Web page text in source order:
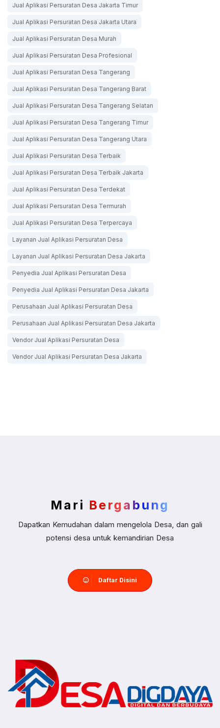
Jual Aplikasi Persuratan Desa Jakarta Timur
Jual Aplikasi Persuratan Desa Jakarta Utara
Jual Aplikasi Persuratan Desa Murah
Jual Aplikasi Persuratan Desa Profesional
Jual Aplikasi Persuratan Desa Tangerang
Jual Aplikasi Persuratan Desa Tangerang Barat
Jual Aplikasi Persuratan Desa Tangerang Selatan
Jual Aplikasi Persuratan Desa Tangerang Timur
Jual Aplikasi Persuratan Desa Tangerang Utara
Jual Aplikasi Persuratan Desa Terbaik
Jual Aplikasi Persuratan Desa Terbaik Jakarta
Jual Aplikasi Persuratan Desa Terdekat
Jual Aplikasi Persuratan Desa Termurah
Jual Aplikasi Persuratan Desa Terpercaya
Layanan Jual Aplikasi Persuratan Desa
Layanan Jual Aplikasi Persuratan Desa Jakarta
Penyedia Jual Aplikasi Persuratan Desa
Penyedia Jual Aplikasi Persuratan Desa Jakarta
Perusahaan Jual Aplikasi Persuratan Desa
Perusahaan Jual Aplikasi Persuratan Desa Jakarta
Vendor Jual Aplikasi Persuratan Desa
Vendor Jual Aplikasi Persuratan Desa Jakarta
Mari Bergabung
Dapatkan Kemudahan dalam mengelola Desa, dan gali
potensi desa untuk kemandirian Desa
Daftar Disini